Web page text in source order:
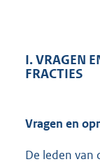
I. VRAGEN
FRACTIES
Vragen en
De leden van